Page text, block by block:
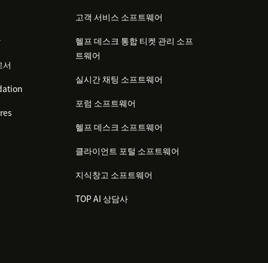
서
고객 서비스 소프트웨어
헬프 데스크 통합 티켓 관리 소프
트웨어
실시간 채팅 소프트웨어
포럼 소프트웨어
헬프 데스크 소프트웨어
클라이언트 포털 소프트웨어
지식창고 소프트웨어
TOP AI 상담사